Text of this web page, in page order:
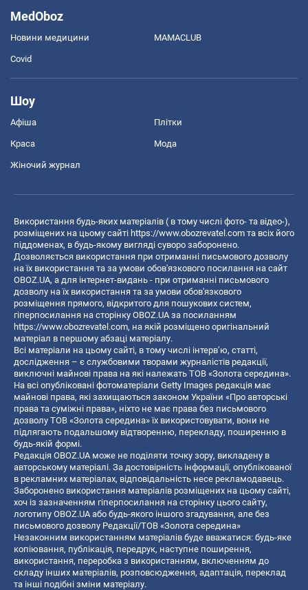
MedOboz
Новини медицини MAMACLUB
Covid
Шоу
Афіша Плітки
Краса Мода
Жіночий журнал
Використання будь-яких матеріалів ( в тому числі фото- та відео-),
розміщених на цьому сайті https://www.obozrevatel.com та всіх його
піддоменах, в будь-якому вигляді суворо заборонено.
Дозволяється використання при отриманні письмового дозволу
на їх використання та за умови обов'язкового посилання на сайт
OBOZ.UA, а для інтернет-видань - при отриманні письмового
дозволу на їх використання та за умови обов'язкового
розміщення прямого, відкритого для пошукових систем,
гіперпосилання на сторінку OBOZ.UA за посиланням
https://www.obozrevatel.com, на якій розміщено оригінальний
матеріал в першому абзаці матеріалу.
Всі матеріали на цьому сайті, в тому числі інтерв’ю, статті,
дослідження – є службовими творами журналістів редакції,
виключні майнові права на які належать ТОВ «Золота середина».
На всі опубліковані фотоматеріали Getty Images редакція має
майнові права, які захищаються законом України «Про авторські
права та суміжні права», ніхто не має права без письмового
дозволу ТОВ «Золота середина» їх використовувати, вони не
підлягають подальшому відтворенню, перекладу, поширенню в
будь-якій формі.
Редакція OBOZ.UA може не поділяти точку зору, викладену в
авторському матеріалі. За достовірність інформації, опублікованої
в рекламних матеріалах, відповідальність несе рекламодавець.
Заборонено використання матеріалів розміщених на цьому сайті,
хоч із зазначенням гіперпосилання на сторінку цього сайту,
логотипу OBOZ.UA або будь-якого іншого згадування, але без
письмового дозволу Редакції/ТОВ «Золота середина»
Незаконним використанням матеріалів буде вважатися: будь-яке
копiювання, публiкацiя, передрук, наступне поширення,
використання, переробка з використанням, включенням до
складу інших матеріалів, розповсюдження, адаптація, переклад
та інші подібні зміни матеріалу.